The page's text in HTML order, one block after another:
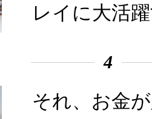
レイに大活
4
それ、お金